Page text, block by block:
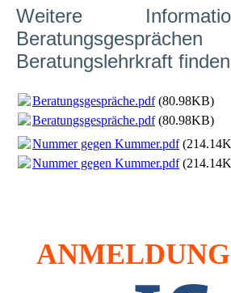
Weitere
Beratungslehrkraft
Beratungsgespräche.pdf(80.98KB)
Beratungsgespräche.pdf(80.98KB)
Nummer gegen Kummer.pdf
Nummer gegen Kummer.pdf